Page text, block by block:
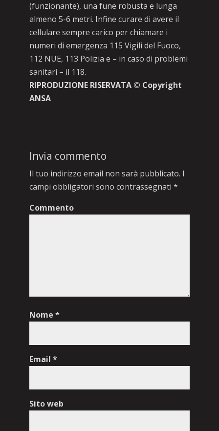
(funzionante), una fune robusta e lunga
almeno 5-6 metri. Infine curare di avere il
cellulare sempre carico per chiamare i
numeri di emergenza 115 Vigili del Fuoco,
112 NUE, 113 Polizia e – in caso di problemi
sanitari – il 118.
RIPRODUZIONE RISERVATA © Copyright
ANSA
Invia commento
Il tuo indirizzo email non sarà pubblicato. I
campi obbligatori sono contrassegnati *
Commento
Nome *
Email *
Sito web